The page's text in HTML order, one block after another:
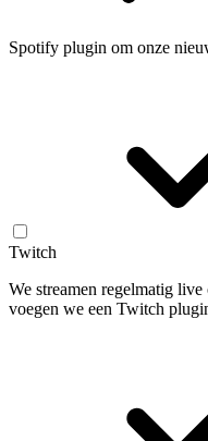
Spotify plugin om onze
Twitch
We streamen regelmatig
voegen we een Twitch